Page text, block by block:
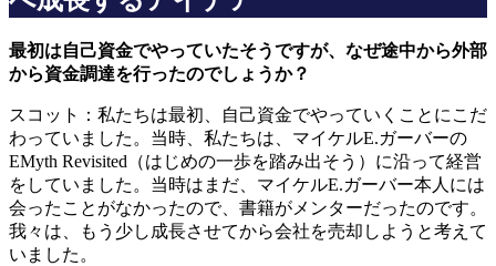
最初は自己資金でやっていたそうですが、なぜ途中から外部
から資金調達を行ったのでしょうか？
スコット：私たちは最初、自己資金でやっていくことにこだ
わっていました。当時、私たちは、マイケルE.ガーバーの
EMyth Revisited（はじめの一歩を踏み出そう）に沿って経営
をしていました。当時はまだ、マイケルE.ガーバー本人には
会ったことがなかったので、書籍がメンターだったのです。
我々は、もう少し成長させてから会社を売却しようと考えて
いました。